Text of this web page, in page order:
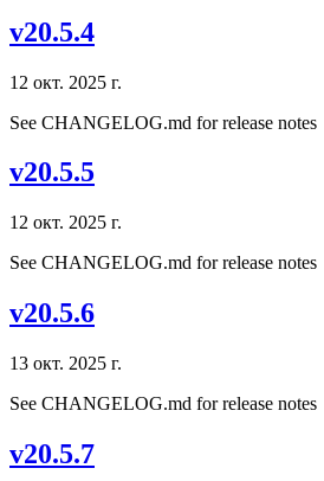
v20.5.4
12 окт. 2025 г.
See CHANGELOG.md for release notes
v20.5.5
12 окт. 2025 г.
See CHANGELOG.md for release notes
v20.5.6
13 окт. 2025 г.
See CHANGELOG.md for release notes
v20.5.7